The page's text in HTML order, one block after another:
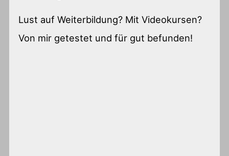
Lust auf Weiterbildung? Mit Videokursen?
Von mir getestet und für gut befunden!